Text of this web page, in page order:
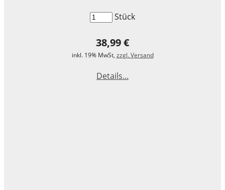
Stück
38,99 €
inkl. 19% MwSt, zzgl. Versand
Details...